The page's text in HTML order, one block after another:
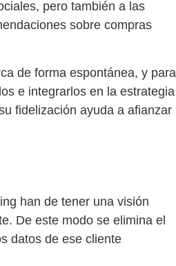
pero también a las
sobre compras
de forma espontánea, y para
e integrarlos en la estrategia
fidelización ayuda a afianzar
han de tener una visión
De este modo se elimina el
datos de ese cliente